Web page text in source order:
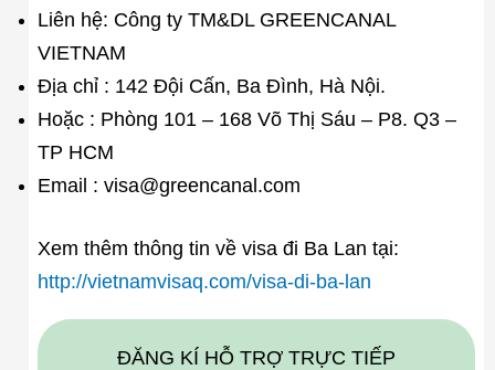
Liên hệ: Công ty TM&DL GREENCANAL
VIETNAM
Địa chỉ : 142 Đội Cấn, Ba Đình, Hà Nội.
Hoặc : Phòng 101 – 168 Võ Thị Sáu – P8. Q3 –
TP HCM
Email : visa@greencanal.com
Xem thêm thông tin về visa đi Ba Lan tại:
http://vietnamvisaq.com/visa-di-ba-lan
ĐĂNG KÍ HỖ TRỢ TRỰC TIẾP